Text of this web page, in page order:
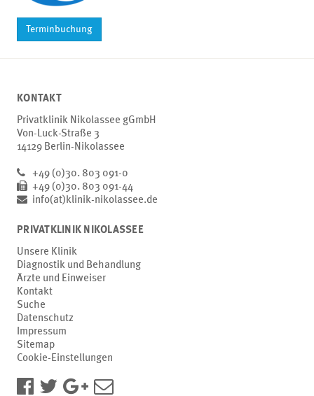
Terminbuchung
KONTAKT
Privatklinik Nikolassee gGmbH
Von-Luck-Straße 3
14129 Berlin-Nikolassee
+49 (0)30. 803 091-0
+49 (0)30. 803 091-44
info(at)klinik-nikolassee.de
PRIVATKLINIK NIKOLASSEE
Unsere Klinik
Diagnostik und Behandlung
Ärzte und Einweiser
Kontakt
Suche
Datenschutz
Impressum
Sitemap
Cookie-Einstellungen